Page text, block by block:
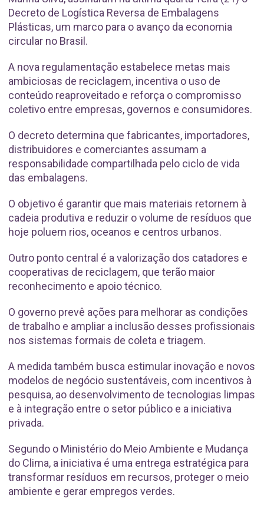
Decreto de Logística Reversa de Embalagens
Plásticas, um marco para o avanço da economia
circular no Brasil.
A nova regulamentação estabelece metas mais
ambiciosas de reciclagem, incentiva o uso de
conteúdo reaproveitado e reforça o compromisso
coletivo entre empresas, governos e consumidores.
O decreto determina que fabricantes, importadores,
distribuidores e comerciantes assumam a
responsabilidade compartilhada pelo ciclo de vida
das embalagens.
O objetivo é garantir que mais materiais retornem à
cadeia produtiva e reduzir o volume de resíduos que
hoje poluem rios, oceanos e centros urbanos.
Outro ponto central é a valorização dos catadores e
cooperativas de reciclagem, que terão maior
reconhecimento e apoio técnico.
O governo prevê ações para melhorar as condições
de trabalho e ampliar a inclusão desses profissionais
nos sistemas formais de coleta e triagem.
A medida também busca estimular inovação e novos
modelos de negócio sustentáveis, com incentivos à
pesquisa, ao desenvolvimento de tecnologias limpas
e à integração entre o setor público e a iniciativa
privada.
Segundo o Ministério do Meio Ambiente e Mudança
do Clima, a iniciativa é uma entrega estratégica para
transformar resíduos em recursos, proteger o meio
ambiente e gerar empregos verdes.